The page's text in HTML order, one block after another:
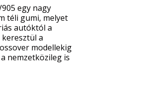
egy nagy
téli gumi, melyet
autóktól a
a
modellekig
nemzetközileg is